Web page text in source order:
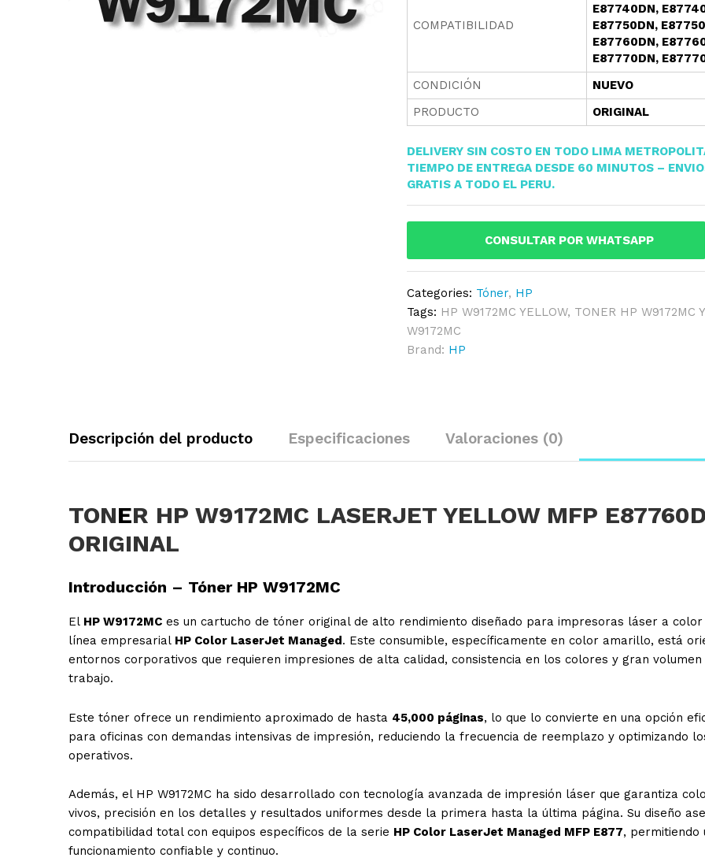
COMPATIBILIDAD
E87740DN,
E87750DN,
E87760DN,
E87770DN,
CONDICIÓN
NUEVO
PRODUCTO
ORIGINAL
DELIVERY SIN COSTO EN TODO LIMA
TIEMPO DE ENTREGA DESDE 60 MINUTOS –
GRATIS A TODO EL PERU.
CONSULTAR POR WHATSAPP
Categories: Tóner, HP
Tags: HP W9172MC YELLOW, TONER HP W9172MC
W9172MC
Brand: HP
Descripción del producto Especificaciones Valoraciones (0)
TONER HP W9172MC LASERJET YELLOW MFP E87760D
ORIGINAL
Introducción – Tóner HP W9172MC
El HP W9172MC es un cartucho de tóner original de alto rendimiento diseñado para impresoras láser a
línea empresarial HP Color LaserJet Managed. Este consumible, específicamente en color amarillo, está
entornos corporativos que requieren impresiones de alta calidad, consistencia en los colores y gran volumen
trabajo.
Este tóner ofrece un rendimiento aproximado de hasta 45,000 páginas, lo que lo convierte en una opción
para oficinas con demandas intensivas de impresión, reduciendo la frecuencia de reemplazo y optimizando
operativos.
Además, el HP W9172MC ha sido desarrollado con tecnología avanzada de impresión láser que garantiza
vivos, precisión en los detalles y resultados uniformes desde la primera hasta la última página. Su diseño
compatibilidad total con equipos específicos de la serie HP Color LaserJet Managed MFP E877, permitiendo
funcionamiento confiable y continuo.